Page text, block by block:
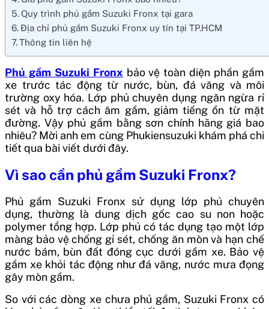
Quy trình phủ gầm Suzuki Fronx tại gara
Địa chỉ phủ gầm Suzuki Fronx uy tín tại TP.HCM
Thông tin liên hệ
Phủ gầm Suzuki Fronx bảo vệ toàn diện phần gầm
xe trước tác động từ nước, bùn, đá văng và môi
trường oxy hóa. Lớp phủ chuyên dụng ngăn ngừa rỉ
sét và hỗ trợ cách âm gầm, giảm tiếng ồn từ mặt
đường. Vậy phủ gầm bằng sơn chính hãng giá bao
nhiêu? Mời anh em cùng Phukiensuzuki khám phá chi
tiết qua bài viết dưới đây.
Vì sao cần phủ gầm Suzuki Fronx?
Phủ gầm Suzuki Fronx sử dụng lớp phủ chuyên
dụng, thường là dung dịch gốc cao su non hoặc
polymer tổng hợp. Lớp phủ có tác dụng tạo một lớp
màng bảo vệ chống gỉ sét, chống ăn mòn và hạn chế
nước bám, bùn đất đóng cục dưới gầm xe. Bảo vệ
gầm xe khỏi tác động như đá văng, nước mưa đọng
gây mòn gầm.
So với các dòng xe chưa phủ gầm, Suzuki Fronx có